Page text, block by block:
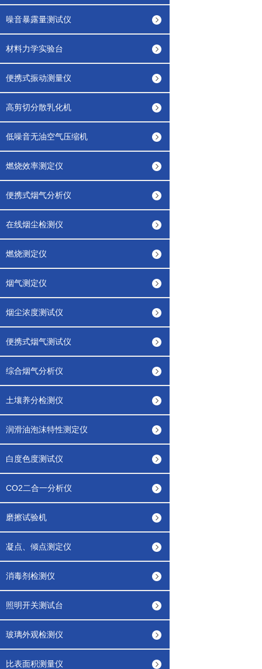
噪音暴露量测试仪
材料力学实验台
便携式振动测量仪
高剪切分散乳化机
低噪音无油空气压缩机
燃烧效率测定仪
便携式烟气分析仪
在线烟尘检测仪
燃烧测定仪
烟气测定仪
烟尘浓度测试仪
便携式烟气测试仪
综合烟气分析仪
土壤养分检测仪
润滑油泡沫特性测定仪
白度色度测试仪
CO2二合一分析仪
磨擦试验机
凝点、倾点测定仪
消毒剂检测仪
照明开关测试台
玻璃外观检测仪
比表面积测量仪